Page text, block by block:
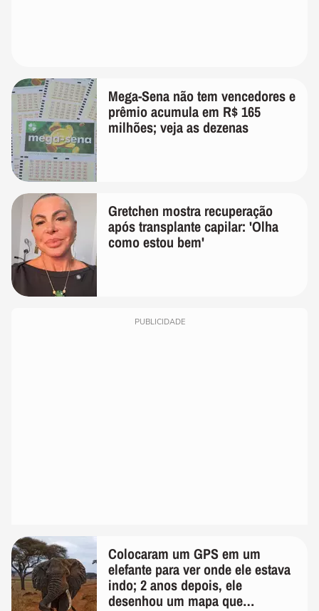
Mega-Sena não tem vencedores e
prêmio acumula em R$ 165
milhões; veja as dezenas
Gretchen mostra recuperação
após transplante capilar: 'Olha
como estou bem'
PUBLICIDADE
Colocaram um GPS em um
elefante para ver onde ele estava
indo; 2 anos depois, ele
desenhou um mapa que